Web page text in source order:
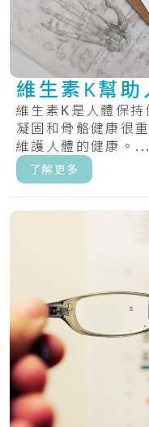
維生素K幫
維生素K是人體保
凝固和骨骼健康很
維護人體的健康。
了解更多